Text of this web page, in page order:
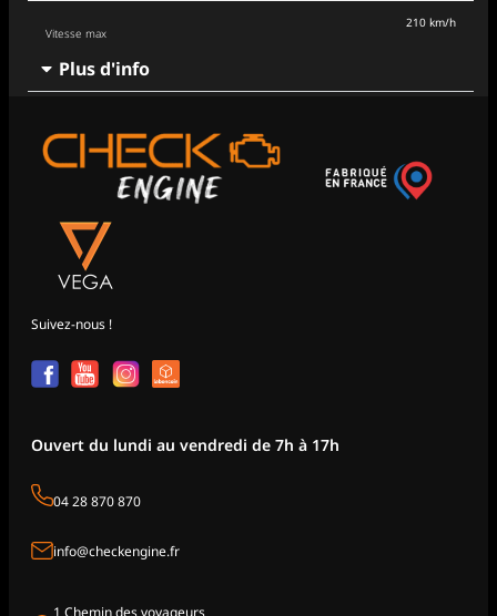
Vitesse max
210 km/h
Plus d'info
Suivez-nous !
Ouvert du lundi au vendredi de 7h à 17h
04 28 870 870
info@checkengine.fr
1 Chemin des voyageurs